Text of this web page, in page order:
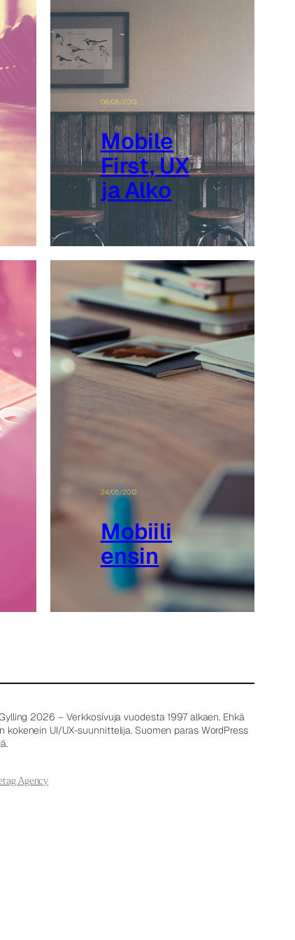
06/06/2013
Mobile
First, UX
ja Alko
24/05/2012
Mobiili
ensin
2026 – Verkkosivuja vuodesta 1997 alkaen. Ehkä
kokenein UI/UX-suunnittelija. Suomen paras WordPress
Agency